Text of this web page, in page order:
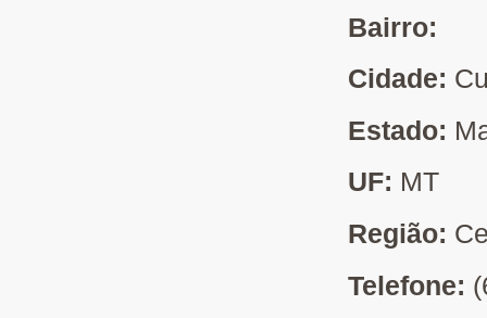
Bairro:
Cidade:
Estado:
UF: MT
Região:
Telefone: